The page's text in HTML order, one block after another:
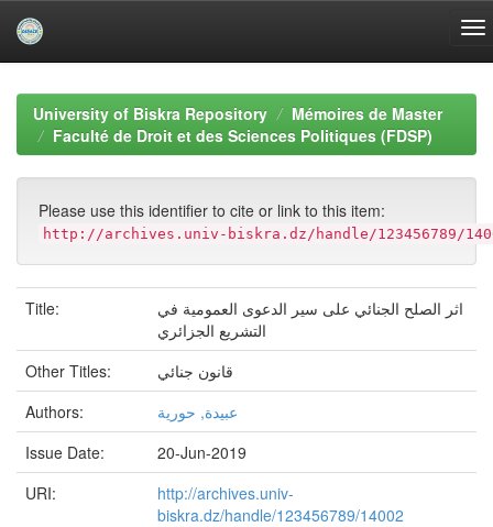
navigationUniversity of Biskra Repository
Mémoires de Master
Faculté de Droit et des Sciences Politiques (FDSP)
Please use this identifier to cite or link to this item:
http://archives.univ-biskra.dz/handle/123456789/
Title:
اثر الصلح الجنائي على سير الدعوى العمومية في
التشريع الجزائري
Other Titles:
قانون جنائي
Authors:
عبيدة, حورية
Issue Date:
20-Jun-2019
URI:
http://archives.univ-
biskra.dz/handle/123456789/14002